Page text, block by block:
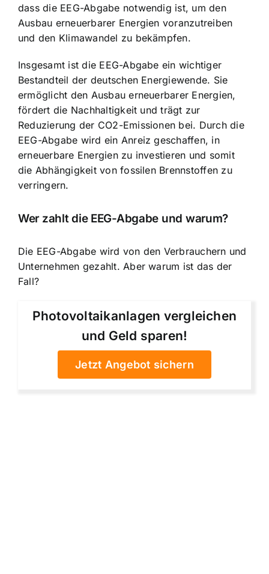
dass die EEG-Abgabe notwendig ist, um den
Ausbau erneuerbarer Energien voranzutreiben
und den Klimawandel zu bekämpfen.
Insgesamt ist die EEG-Abgabe ein wichtiger
Bestandteil der deutschen Energiewende. Sie
ermöglicht den Ausbau erneuerbarer Energien,
fördert die Nachhaltigkeit und trägt zur
Reduzierung der CO2-Emissionen bei. Durch die
EEG-Abgabe wird ein Anreiz geschaffen, in
erneuerbare Energien zu investieren und somit
die Abhängigkeit von fossilen Brennstoffen zu
verringern.
Wer zahlt die EEG-Abgabe und warum?
Die EEG-Abgabe wird von den Verbrauchern und
Unternehmen gezahlt. Aber warum ist das der
Fall?
Photovoltaikanlagen vergleichen
und Geld sparen!
Jetzt Angebot sichern